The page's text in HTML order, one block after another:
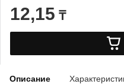
12,15 ₸
Описание